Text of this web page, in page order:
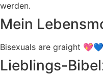
werden.
Mein
Bisexuals are graight 💖💙
Lieblings-